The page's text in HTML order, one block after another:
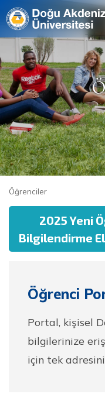
Site Personel
Deutsch Français
Öğrenciler
2025 Yeni
Bilgilendirme El
Öğrenci
Portal, kişisel
bilgilerinize
için tek